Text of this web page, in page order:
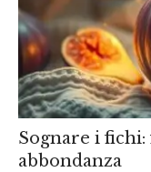
Sognare i
abbondanza